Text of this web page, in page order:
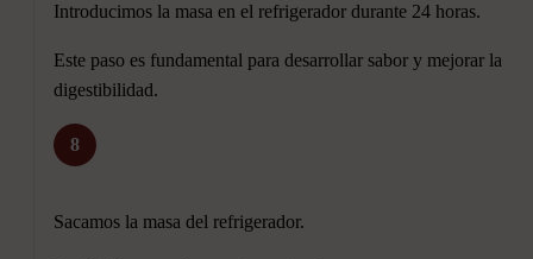
Introducimos la masa en el refrigerador durante 24 horas.
Este paso es fundamental para desarrollar sabor y mejorar la
digestibilidad.
8
Sacamos la masa del refrigerador.